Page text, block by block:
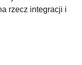
rzecz integracji i